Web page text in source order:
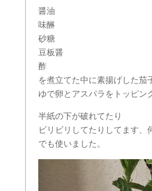
醤油
味醂
砂糖
豆板醤
酢
を煮立てた中に素揚げした茄
ゆで卵とアスパラをトッピン
半紙の下が破れてたり
ビリビリしてたりしてます、
でも使いました。